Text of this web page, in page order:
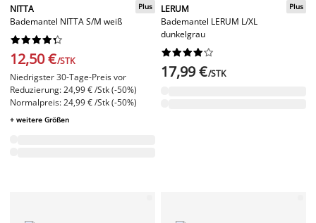
NITTA
Bademantel NITTA S/M weiß
Plus






12,50 €/STK
Niedrigster 30-Tage-Preis vor
Reduzierung: 24,99 € /Stk (-50%)
Normalpreis: 24,99 € /Stk (-50%)
+ weitere Größen
LERUM
Bademantel LERUM L/XL
dunkelgrau
Plus






17,99 €/STK